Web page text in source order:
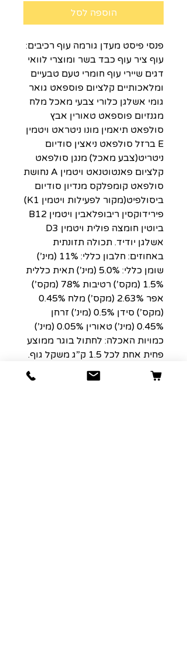
הוספה לסל
פנסי פיסט מעדן גורמה עוף רכיבים:
עוף ציר עוף כבד בשר ומוצרי לוואי
דגים שיירי עוף חומרי טעם טבעיים
ומלאכותיים קלציום פוספאט גואר
גומי אשלגן כלורי צבעי מאכל מלח
מגנזיום פוספאט טאורין אבץ
סולפאט תיאמין מונו ניטראט ויטמין
E ברזל סולפאט ניאצין סודיום
ניטריט(צבע מאכל) מנגן סולפאט
קלציום פאנטוטנאט ויטמין A נחושת
סולפאט קומפלקס מנדיון סודיום
ביסולפיט(מקור לפעילות ויטמין K1)
פירידוקסין ריבופלאבין ויטמין B12
ביוטין חומצה פולית ויטמין D3
אשלגן יודיד. תכולה תזונתית
באחוזים: חלבון כללי: 11% (מינ’)
שומן כללי: 5.0% (מינ’) תאית כללית
1.5% (מקס’) רטיבות 78% (מקס’)
אפר 2.63% (מקס’) מלח 0.45%
(מקס’) סידן 0.5% (מינ’) זרחן
0.45% (מינ’) טאורין 0.05% (מינ’)
כמויות האכלה: לחתול בוגר ממוצע
פחית אחת לכל 1.5 ק”ג משקל גוף.
לחתלתול עד כמות כפולה מהכמות
הנ”ל. שמור בקירור לאחר פתיחה.